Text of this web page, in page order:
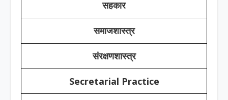
सहकार
समाजशास्त्र
संरक्षणशास्त्र
Secretarial Practice